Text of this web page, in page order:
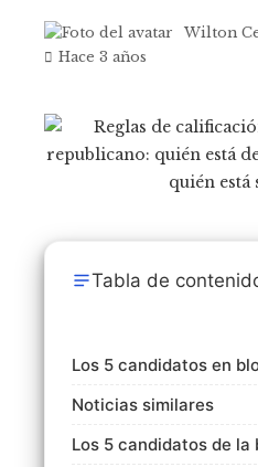
Wilton
Hace 3 años
Tabla de
Los 5 candidatos en
Noticias similares
Los 5 candidatos de la